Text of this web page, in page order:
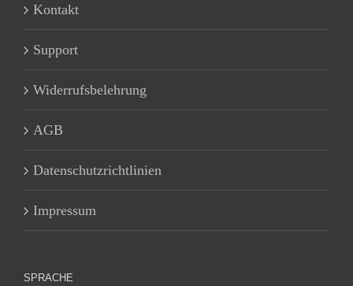
Kontakt
Support
Widerrufsbelehrung
AGB
Datenschutzrichtlinien
Impressum
SPRACHE